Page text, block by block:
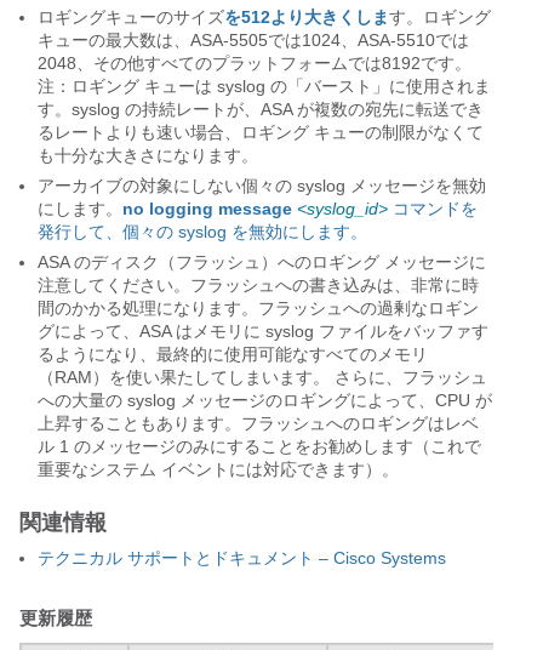
ロギングキューのサイズを512より大きくします。ロギング
キューの最大数は、ASA-5505では1024、ASA-5510では
2048、その他すべてのプラットフォームでは8192です。
注：ロギング キューは syslog の「バースト」に使用されま
す。syslog の持続レートが、ASA が複数の宛先に転送でき
るレートよりも速い場合、ロギング キューの制限がなくて
も十分な大きさになります。
アーカイブの対象にしない個々の syslog メッセージを無効
にします。 no logging message <syslog_id> コマンドを
発行して、個々の syslog を無効にします。
ASA のディスク（フラッシュ）へのロギング メッセージに
注意してください。フラッシュへの書き込みは、非常に時
間のかかる処理になります。フラッシュへの過剰なロギン
グによって、ASA はメモリに syslog ファイルをバッファす
るようになり、最終的に使用可能なすべてのメモリ
（RAM）を使い果たしてしまいます。 さらに、フラッシュ
への大量の syslog メッセージのロギングによって、CPU が
上昇することもあります。フラッシュへのロギングはレベ
ル 1 のメッセージのみにすることをお勧めします（これで
重要なシステム イベントには対応できます）。
関連情報
テクニカル サポートとドキュメント – Cisco Systems
更新履歴